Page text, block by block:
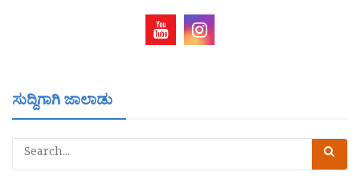
ಸುದ್ದಿಗಾಗಿ ಜಾಲಾಡು